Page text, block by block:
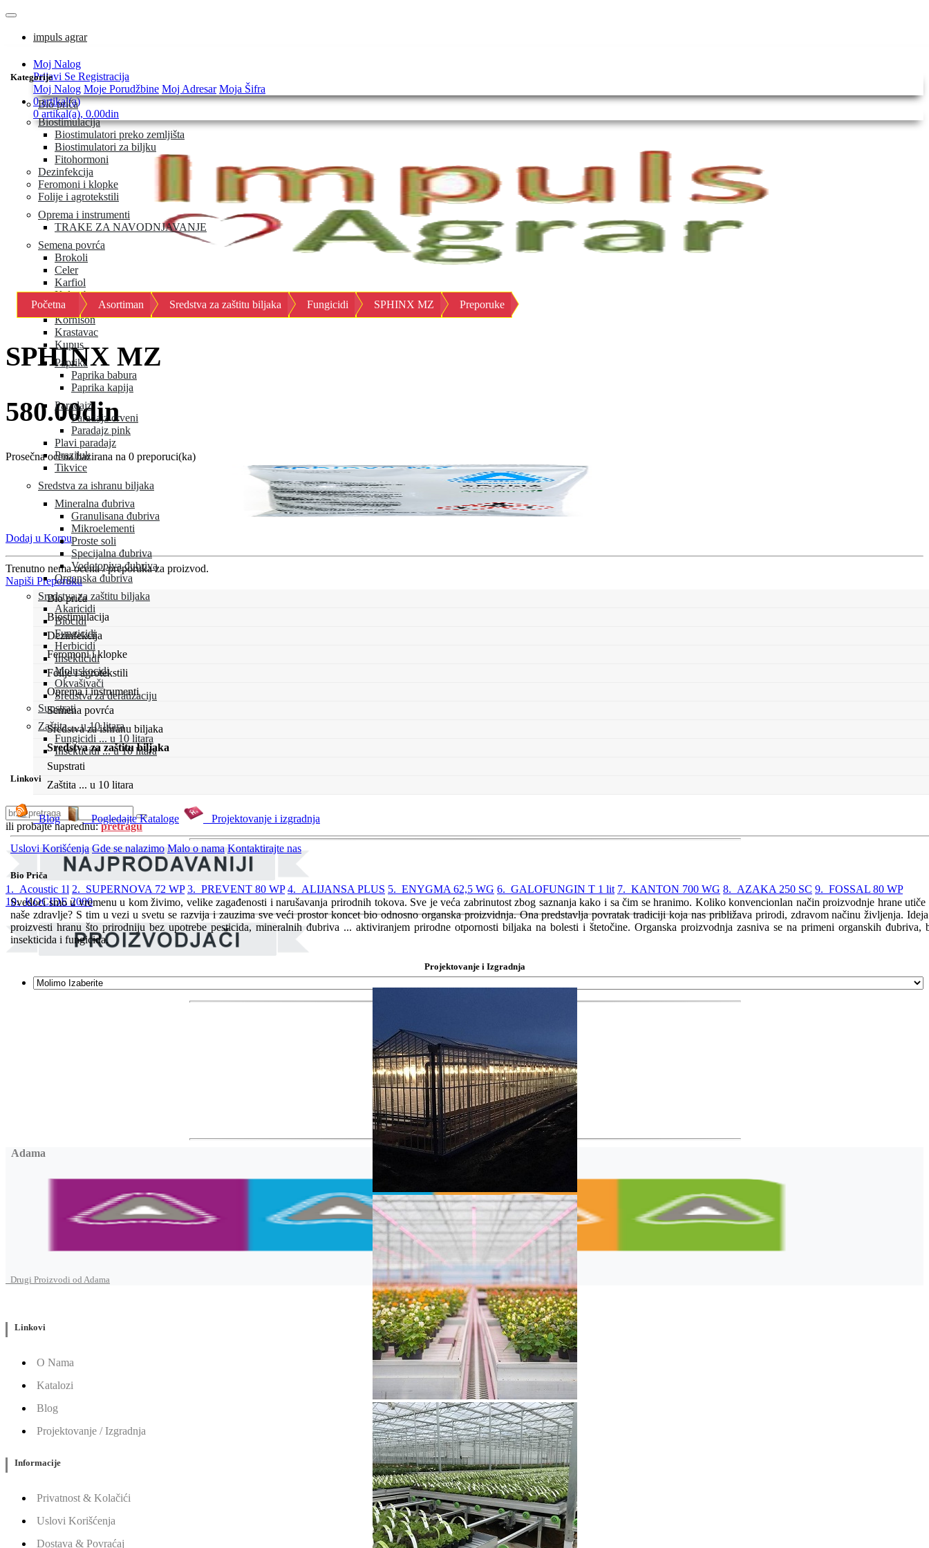
impuls agrar
Kategorije
Bio priča
Biostimulacija
Biostimulatori preko zemljišta
Biostimulatori za biljku
Fitohormoni
Dezinfekcija
Feromoni i klopke
Folije i agrotekstili
Oprema i instrumenti
TRAKE ZA NAVODNJAVANJE
Semena povrća
Brokoli
Celer
Karfiol
Keleraba
Kelj i kelj pupčar
Kornison
Krastavac
Kupus
Paprika
Paprika babura
Paprika kapija
Paradajz
Paradajz crveni
Paradajz pink
Plavi paradajz
Praziluk
Tikvice
Sredstva za ishranu biljaka
Mineralna đubriva
Granulisana đubriva
Mikroelementi
Proste soli
Specijalna đubriva
Vodotopiva đubriva
Organska đubriva
Sredstva za zaštitu biljaka
Akaricidi
Biocidi
Fungicidi
Herbicidi
Insekticidi
Moluskocidi
Okvašivači
Sredstva za deratizaciju
Supstrati
Zaštita ... u 10 litara
Fungicidi ... u 10 litara
Insekticidi ... u 10 litara
Linkovi
Blog Pogledajte Kataloge Projektovanje i izgradnja
Uslovi Korišćenja Gde se nalazimo Malo o nama Kontaktirajte nas
Bio Priča
Svedoci smo u vremenu u kom živimo, velike zagađenosti i narušavanja prirodnih tokova. Sve je veća zabrinutost zbog saznanja kako i sa čim se hranimo. Koliko konvencionlan način proizvodnje hrane utiče
naše zdravlje? S tim u vezi u svetu se razvija i zauzima sve veći prostor koncet bio odnosno organska proizvidnja. Ona predstavlja povratak tradiciji koja nas približava prirodi, zdravom načinu življenja.
proizvesti hranu što prirodniju bez upotrebe pesticida, mineralnih đubriva ... aktiviranjem prirodne otpornosti biljaka na bolesti i štetočine. Organska proizvodnja zasniva se na primeni organskih đubriva,
insekticida i fungicida.
Projektovanje i Izgradnja
Moj Nalog
Prijavi Se Registracija
Moj Nalog Moje Porudžbine Moj Adresar Moja Šifra
0 artikal(a)
0 artikal(a), 0.00din
Početna Asortiman Sredstva za zaštitu biljaka Fungicidi SPHINX MZ Preporuke
SPHINX MZ
580.00din
Prosečna ocena bazirana na 0 preporuci(ka)
Dodaj u Korpu
Trenutno nema ocena / preporuka za proizvod.
Napiši Preporuku
Bio priča
Biostimulacija
Dezinfekcija
Feromoni i klopke
Folije i agrotekstili
Oprema i instrumenti
Semena povrća
Sredstva za ishranu biljaka
Sredstva za zaštitu biljaka
Supstrati
Zaštita ... u 10 litara
ili probajte naprednu:pretragu
1. Acoustic 1l 2. SUPERNOVA 72 WP 3. PREVENT 80 WP 4. ALIJANSA PLUS 5. ENYGMA 62,5 WG 6. GALOFUNGIN T 1 lit 7. KANTON 700 WG 8. AZAKA 250 SC 9. FOSSAL 80 WP
10. KOCIDE 2000
Adama
Drugi Proizvodi od Adama
Linkovi
O Nama
Katalozi
Blog
Projektovanje / Izgradnja
Informacije
Privatnost & Kolačići
Uslovi Korišćenja
Dostava & Povraćaj